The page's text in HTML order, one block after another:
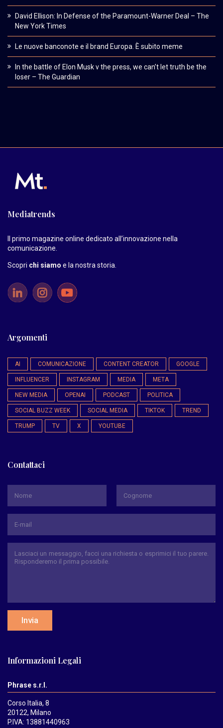
David Ellison: In Defense of the Paramount-Warner Deal – The
New York Times
Le nuove banconote e il brand Europa. È subito meme
In the battle of Elon Musk v the press, we can’t let truth be the
loser – The Guardian
Mediatrends
Il primo magazine online dedicato all’innovazione nella
comunicazione.
Scopri chi siamo e la nostra storia
Argomenti
AI COMUNICAZIONE CONTENT CREATOR GOOGLE
INFLUENCER INSTAGRAM MEDIA META
NEW MEDIA OPENAI PODCAST POLITICA
SOCIAL BUZZ WEEK SOCIAL MEDIA TIKTOK TREND
TRUMP TV X YOUTUBE
Contattaci
Invia
Informazioni Legali
Phrase s.r.l.
Corso Italia, 8
20122, Milano
P.IVA: 13881440963